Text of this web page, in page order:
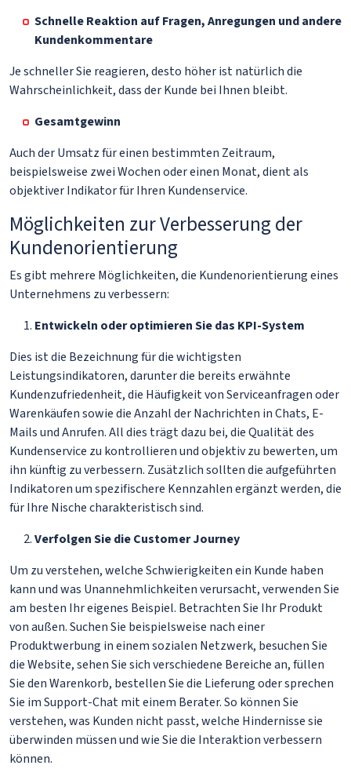
Schnelle Reaktion auf Fragen, Anregungen und andere
Kundenkommentare
Je schneller Sie reagieren, desto höher ist natürlich die
Wahrscheinlichkeit, dass der Kunde bei Ihnen bleibt.
Gesamtgewinn
Auch der Umsatz für einen bestimmten Zeitraum,
beispielsweise zwei Wochen oder einen Monat, dient als
objektiver Indikator für Ihren Kundenservice.
Möglichkeiten zur Verbesserung der
Kundenorientierung
Es gibt mehrere Möglichkeiten, die Kundenorientierung eines
Unternehmens zu verbessern:
Entwickeln oder optimieren Sie das KPI-System
Dies ist die Bezeichnung für die wichtigsten
Leistungsindikatoren, darunter die bereits erwähnte
Kundenzufriedenheit, die Häufigkeit von Serviceanfragen oder
Warenkäufen sowie die Anzahl der Nachrichten in Chats, E-
Mails und Anrufen. All dies trägt dazu bei, die Qualität des
Kundenservice zu kontrollieren und objektiv zu bewerten, um
ihn künftig zu verbessern. Zusätzlich sollten die aufgeführten
Indikatoren um spezifischere Kennzahlen ergänzt werden, die
für Ihre Nische charakteristisch sind.
Verfolgen Sie die Customer Journey
Um zu verstehen, welche Schwierigkeiten ein Kunde haben
kann und was Unannehmlichkeiten verursacht, verwenden Sie
am besten Ihr eigenes Beispiel. Betrachten Sie Ihr Produkt
von außen. Suchen Sie beispielsweise nach einer
Produktwerbung in einem sozialen Netzwerk, besuchen Sie
die Website, sehen Sie sich verschiedene Bereiche an, füllen
Sie den Warenkorb, bestellen Sie die Lieferung oder sprechen
Sie im Support-Chat mit einem Berater. So können Sie
verstehen, was Kunden nicht passt, welche Hindernisse sie
überwinden müssen und wie Sie die Interaktion verbessern
können.